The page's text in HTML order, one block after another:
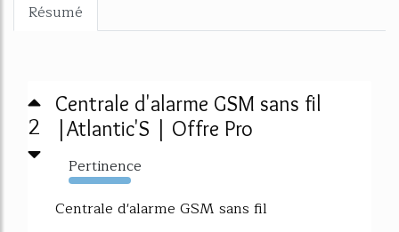
Résumé
2
Centrale d'alarme GSM sans fil
|Atlantic'S | Offre Pro
Pertinence
1713%
Centrale d'alarme GSM sans fil